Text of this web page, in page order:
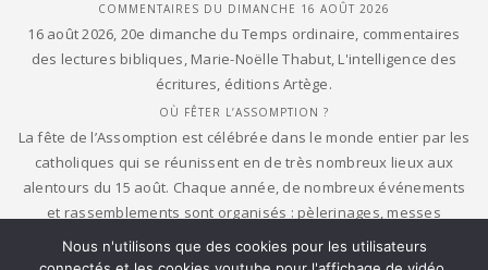
COMMENTAIRES DU DIMANCHE 16 AOÛT 2026
16 août 2026, 20e dimanche du Temps ordinaire, commentaires
des lectures bibliques, Marie-Noëlle Thabut, L'intelligence des
écritures, éditions Artège.
OÙ FÊTER L’ASSOMPTION ?
La fête de l’Assomption est célébrée dans le monde entier par les
catholiques qui se réunissent en de très nombreux lieux aux
alentours du 15 août. Chaque année, de nombreux événements
et rassemblements sont organisés : pèlerinages, messes
paroissiales, processions dans tous les sanctuaires diocésains,
bénédictions de la mer, grands pardons, prières dans les petites
Nous n'utilisons que des cookies pour les utilisateurs